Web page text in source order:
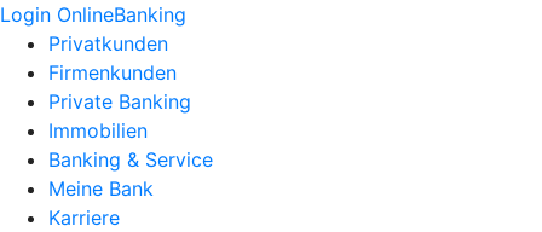
Login OnlineBanking
Privatkunden
Firmenkunden
Private Banking
Immobilien
Banking & Service
Meine Bank
Karriere